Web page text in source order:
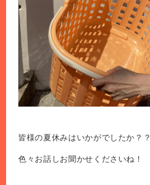
皆様の夏休みはいかがでしたか？？
色々お話しお聞かせくださいね！